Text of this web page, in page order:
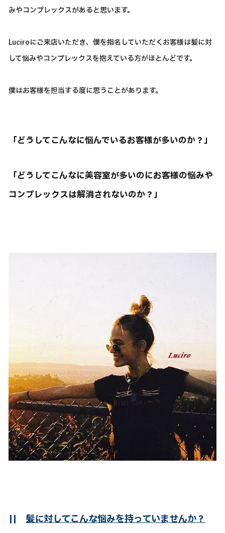
みやコンプレックスがあると思います。
Luciroにご来店いただき、僕を指名していただくお客様は髪に対
して悩みやコンプレックスを抱えている方がほとんどです。
僕はお客様を担当する度に思うことがあります。
「どうしてこんなに悩んでいるお客様が多いのか？」
「どうしてこんなに美容室が多いのにお客様の悩みや
コンプレックスは解消されないのか？」
|| 髪に対してこんな悩みを持っていませんか？